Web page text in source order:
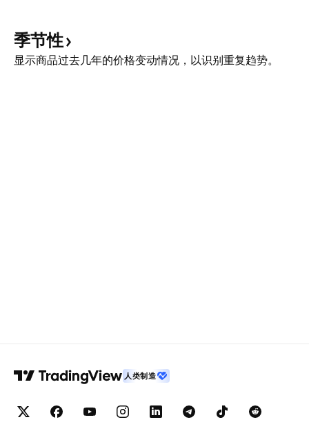
季节性
显示商品过去几年的价格变动情况，以识别重复趋势。
人类制造